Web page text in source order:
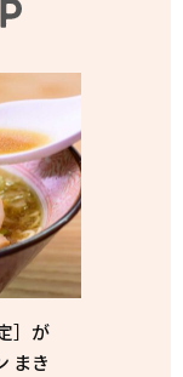
］が
まき